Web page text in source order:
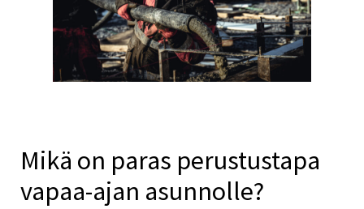
Mikä on paras perustustapa
vapaa-ajan asunnolle?